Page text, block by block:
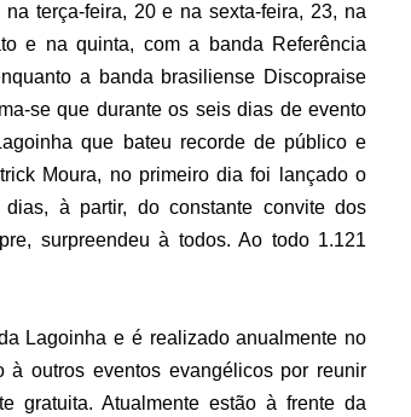
terça-feira, 20 e na sexta-feira, 23, na
e na quinta, com a banda Referência
a banda brasiliense Discopraise
se que durante os seis dias de evento
que bateu recorde de público e
Moura, no primeiro dia foi lançado o
à partir, do constante convite dos
surpreendeu à todos. Ao todo 1.121
Lagoinha e é realizado anualmente no
outros eventos evangélicos por reunir
gratuita. Atualmente estão à frente da